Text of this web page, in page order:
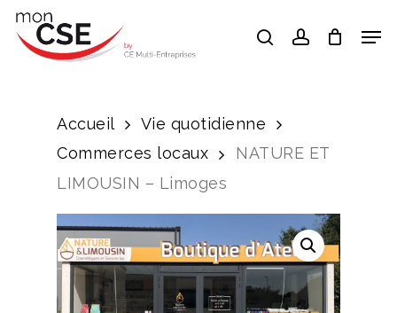
Skip
searchaccount
Accueil
Vie quotidienne
Commerces locaux
NATURE ET
LIMOUSIN – Limoges